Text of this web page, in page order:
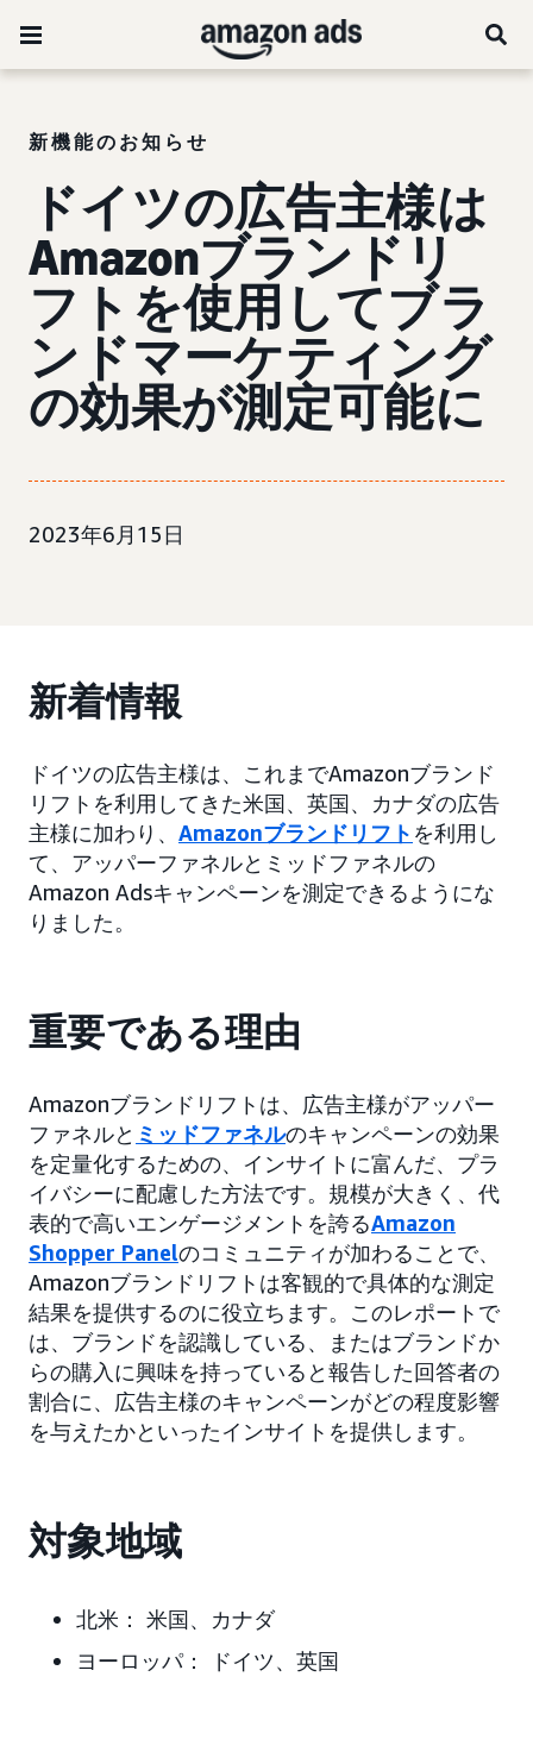
新機能のお知らせ
ドイツの広告主様は
Amazonブランドリ
フトを使用してブラ
ンドマーケティング
の効果が測定可能に
2023年6月15日
新着情報
ドイツの広告主様は、これまでAmazonブランド
リフトを利用してきた米国、英国、カナダの広告
主様に加わり、 Amazonブランドリフト を利用し
て、アッパーファネルとミッドファネルの
Amazon Adsキャンペーンを測定できるようにな
りました。
重要である理由
Amazonブランドリフトは、広告主様がアッパー
ファネルと ミッドファネルのキャンペーンの効果
を定量化するための、インサイトに富んだ、プラ
イバシーに配慮した方法です。規模が大きく、代
表的で高いエンゲージメントを誇るAmazon
Shopper Panelのコミュニティが加わることで、
Amazonブランドリフトは客観的で具体的な測定
結果を提供するのに役立ちます。このレポートで
は、ブランドを認識している、またはブランドか
らの購入に興味を持っていると報告した回答者の
割合に、広告主様のキャンペーンがどの程度影響
を与えたかといったインサイトを提供します。
対象地域
北米： 米国、カナダ
ヨーロッパ：
ドイツ、英国